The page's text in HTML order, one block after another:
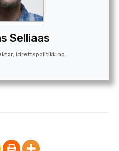
Selliaas
Idrettspolitikk.no